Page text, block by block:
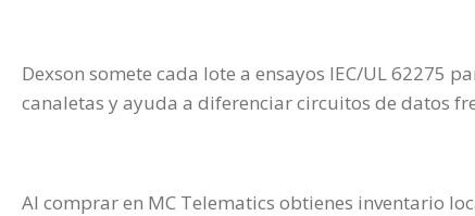
Dexson somete cada lote a ensayos IEC/UL 62275
canaletas y ayuda a diferenciar circuitos de datos
Al comprar en MC Telematics obtienes inventario